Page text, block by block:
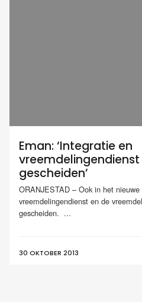
Eman: ‘Integratie en
gescheiden’
ORANJESTAD – Ook in het
vreemdelingendienst en de
gescheiden. ...
30 OKTOBER 2013